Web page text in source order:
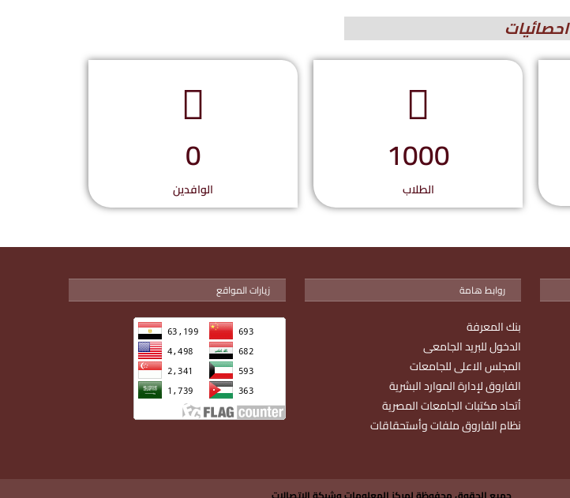
احصائيات
0
الوافدين
1000
الطلاب
زيارات المواقع روابط هامة
بنك المعرفة
الدخول للبريد الجامعى
المجلس الاعلى للجامعات
الفاروق لإدارة الموارد البشرية
أتحاد مكتبات الجامعات المصرية
نظام الفاروق ملفات وأستحقاقات